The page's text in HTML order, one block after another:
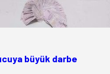
büyük darbe